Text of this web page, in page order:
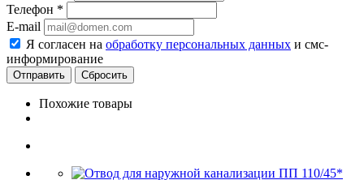
Телефон *
E-mail
Я согласен на обработку персональных данных и смс-
информирование
Сбросить
Похожие товары